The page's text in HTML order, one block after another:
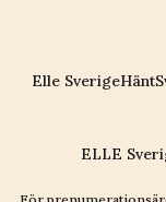
Elle SverigeHänt
ELLE